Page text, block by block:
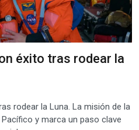
éxito tras rodear la
rodear la Luna. La misión de la
y marca un paso clave